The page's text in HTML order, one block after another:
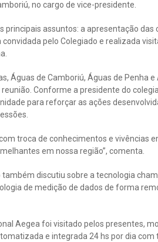
no cargo de vice-presidente.
principais assuntos: a apresentação das
pelo Colegiado e realizada
Águas de Camboriú, Águas de Penha
Conforme a presidente do
para reforçar as ações
troca de conhecimentos e vivências
em nossa região”, comenta.
discutiu sobre a tecnologia
de medição de dados de forma
Aegea foi visitado pelos presentes,
e integrada 24 hs por dia